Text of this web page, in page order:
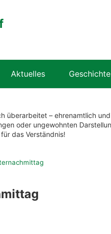
Aktuelles Geschichte
überarbeitet – ehrenamtlich
oder ungewohnten
das Verständnis!